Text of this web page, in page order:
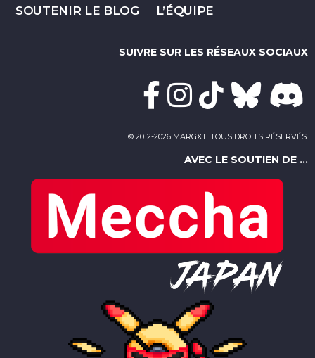
SOUTENIR LE BLOG L’ÉQUIPE
SUIVRE SUR LES RÉSEAUX SOCIAUX
© 2012-2026 MARGXT. TOUS DROITS RÉSERVÉS.
AVEC LE SOUTIEN DE ...